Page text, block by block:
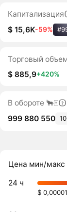
Капитализация
$ 15,6K-59%
Торговый
$ 885,9+420%
В обороте 🐂🀄️
999 880 550
Цена мин/макс
24 ч
$